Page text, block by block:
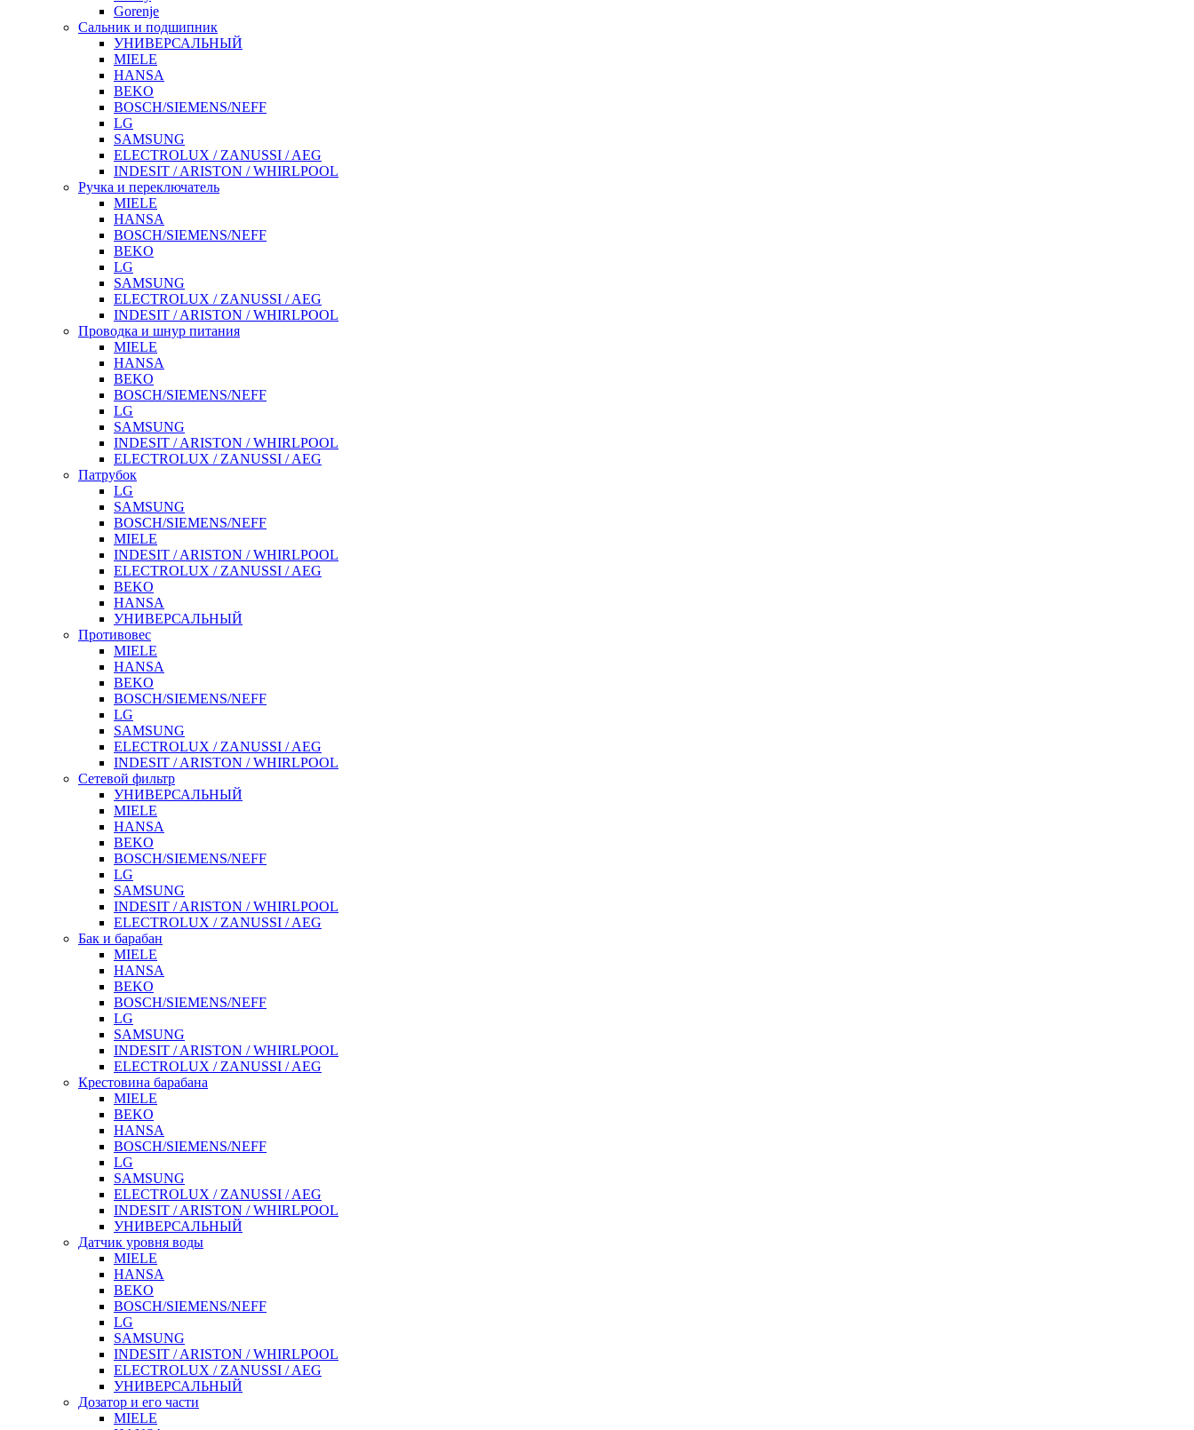
Gorenje
Сальник и подшипник
УНИВЕРСАЛЬНЫЙ
MIELE
HANSA
BEKO
BOSCH/SIEMENS/NEFF
LG
SAMSUNG
ELECTROLUX / ZANUSSI / AEG
INDESIT / ARISTON / WHIRLPOOL
Ручка и переключатель
MIELE
HANSA
BOSCH/SIEMENS/NEFF
BEKO
LG
SAMSUNG
ELECTROLUX / ZANUSSI / AEG
INDESIT / ARISTON / WHIRLPOOL
Проводка и шнур питания
MIELE
HANSA
BEKO
BOSCH/SIEMENS/NEFF
LG
SAMSUNG
INDESIT / ARISTON / WHIRLPOOL
ELECTROLUX / ZANUSSI / AEG
Патрубок
LG
SAMSUNG
BOSCH/SIEMENS/NEFF
MIELE
INDESIT / ARISTON / WHIRLPOOL
ELECTROLUX / ZANUSSI / AEG
BEKO
HANSA
УНИВЕРСАЛЬНЫЙ
Противовес
MIELE
HANSA
BEKO
BOSCH/SIEMENS/NEFF
LG
SAMSUNG
ELECTROLUX / ZANUSSI / AEG
INDESIT / ARISTON / WHIRLPOOL
Сетевой фильтр
УНИВЕРСАЛЬНЫЙ
MIELE
HANSA
BEKO
BOSCH/SIEMENS/NEFF
LG
SAMSUNG
INDESIT / ARISTON / WHIRLPOOL
ELECTROLUX / ZANUSSI / AEG
Бак и барабан
MIELE
HANSA
BEKO
BOSCH/SIEMENS/NEFF
LG
SAMSUNG
INDESIT / ARISTON / WHIRLPOOL
ELECTROLUX / ZANUSSI / AEG
Крестовина барабана
MIELE
BEKO
HANSA
BOSCH/SIEMENS/NEFF
LG
SAMSUNG
ELECTROLUX / ZANUSSI / AEG
INDESIT / ARISTON / WHIRLPOOL
УНИВЕРСАЛЬНЫЙ
Датчик уровня воды
MIELE
HANSA
BEKO
BOSCH/SIEMENS/NEFF
LG
SAMSUNG
INDESIT / ARISTON / WHIRLPOOL
ELECTROLUX / ZANUSSI / AEG
УНИВЕРСАЛЬНЫЙ
Дозатор и его части
MIELE